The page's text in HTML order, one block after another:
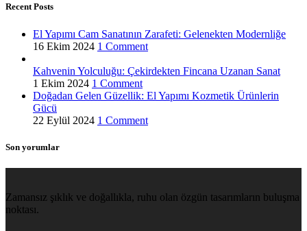
Recent Posts
El Yapımı Cam Sanatının Zarafeti: Gelenekten Modernliğe
16 Ekim 2024 1 Comment
Kahvenin Yolculuğu: Çekirdekten Fincana Uzanan Sanat
1 Ekim 2024 1 Comment
Doğadan Gelen Güzellik: El Yapımı Kozmetik Ürünlerin
Gücü
22 Eylül 2024 1 Comment
Son yorumlar
Zamansız şıklık ve doğallıkla, ruhu olan özgün tasarımların buluşma
noktası.